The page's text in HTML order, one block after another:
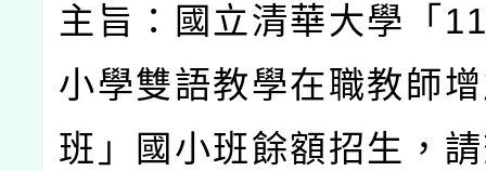
主旨：國立清華大學「
小學雙語教學在職教師
班」國小班餘額招生，